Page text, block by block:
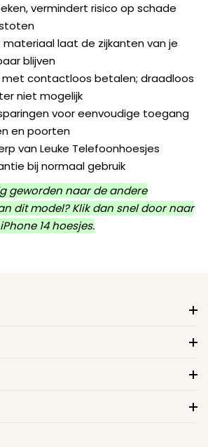
vermindert risico op schade
materiaal laat de zijkanten van je
blijven
contactloos betalen; draadloos
niet mogelijk
voor eenvoudige toegang
en poorten
van Leuke Telefoonhoesjes
bij normaal gebruik
geworden naar de andere
dit model? Klik dan snel door naar
14 hoesjes.